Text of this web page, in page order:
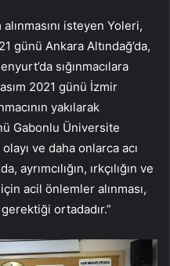
isteyen Yoleri,
günü Ankara Altındağ’da,
sığınmacılara
2021 günü İzmir
yakılarak
Gabonlu Üniversite
ve daha onlarca acı
ayrımcılığın, ırkçılığın ve
acil önlemler alınması,
ortadadır.”